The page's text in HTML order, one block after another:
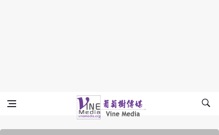
Vine Media
葡萄樹傳媒